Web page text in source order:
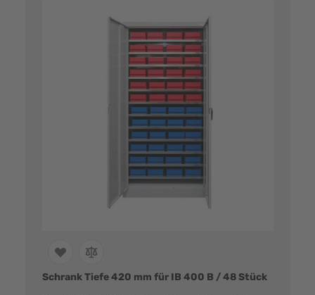
Schrank Tiefe 420 mm für IB 400 B / 48 Stück